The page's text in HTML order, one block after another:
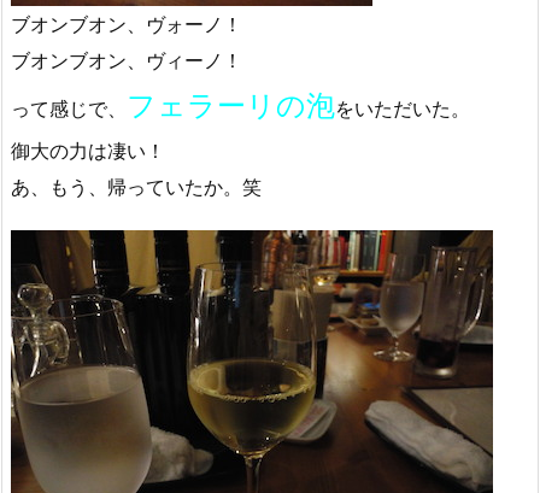
ブオンブオン、ヴォーノ！
ブオンブオン、ヴィーノ！
って感じで、 フェラーリの泡をいただいた。
御大の力は凄い！
あ、もう、帰っていたか。笑